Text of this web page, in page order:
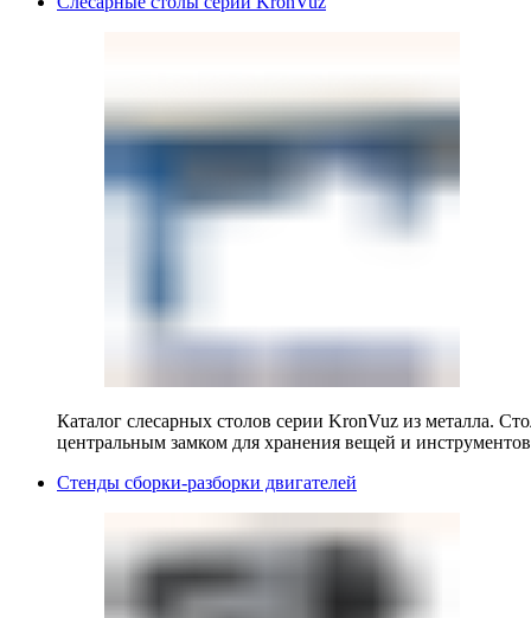
Каталог слесарных столов серии KronVuz из металла.
центральным замком для хранения вещей и
Стенды сборки-разборки двигателей